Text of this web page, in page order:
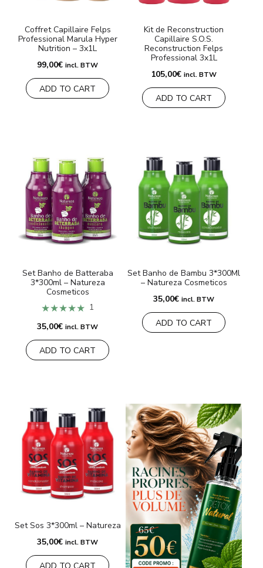
Coffret Capillaire Felps
Professional Marula Hyper
Nutrition – 3x1L
99,00€ incl. BTW
ADD TO CART
Kit de Reconstruction
Capillaire S.O.S.
Reconstruction Felps
Professional 3x1L
105,00€ incl. BTW
ADD TO CART
Set Banho de Batteraba
3*300ml – Natureza
Cosmeticos
★★★★★ 1
35,00€ incl. BTW
ADD TO CART
Set Banho de Bambu 3*300Ml
– Natureza Cosmeticos
35,00€ incl. BTW
ADD TO CART
Set Sos 3*300ml – Natureza
35,00€ incl. BTW